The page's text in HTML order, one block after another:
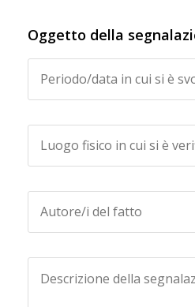
Oggetto della